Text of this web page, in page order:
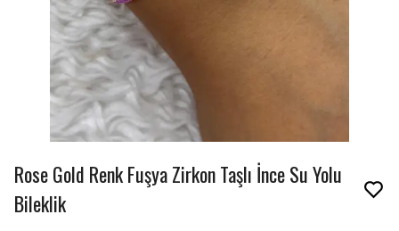
Rose Gold Renk Fuşya Zirkon Taşlı İnce Su Yolu
Bileklik